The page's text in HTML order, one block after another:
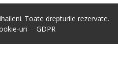
Toate drepturile rezervate.
uri
GDPR